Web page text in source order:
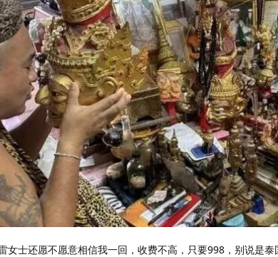
女士还愿不愿意相信我一回，收费不高，只要998，别说是